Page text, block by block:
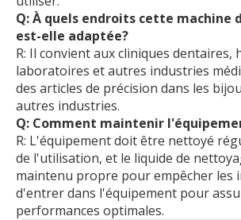
Q: À quels endroits cette machine
est-elle adaptée?
R: Il convient aux cliniques dentaires,
laboratoires et autres industries
des articles de précision dans les
autres industries.
Q: Comment maintenir
R: L'équipement doit être nettoyé
de l'utilisation, et le liquide de
maintenu propre pour empêcher les
d'entrer dans l'équipement pour
performances optimales.